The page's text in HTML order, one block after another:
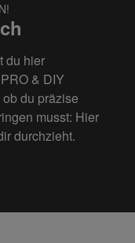
du hier
PRO & DIY
du präzise
musst: Hier
durchzieht.